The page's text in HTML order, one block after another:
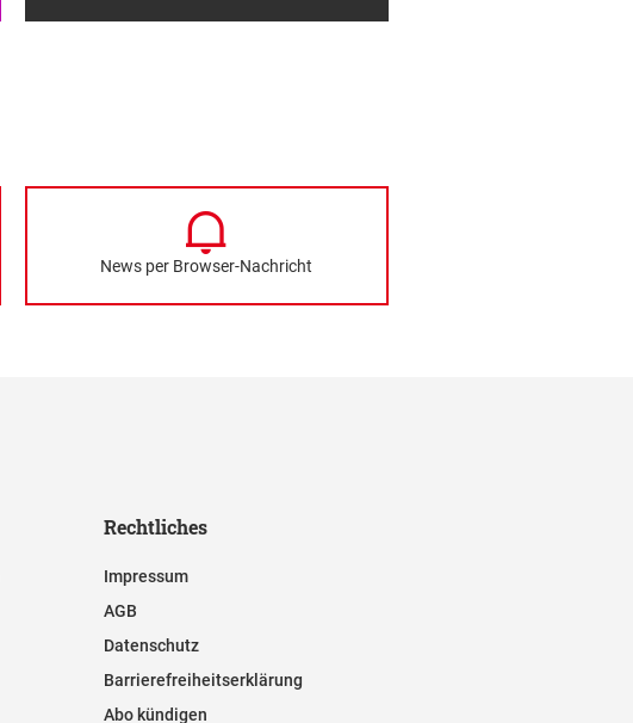
News per Browser-Nachricht
Rechtliches
Impressum
AGB
Datenschutz
Barrierefreiheitserklärung
Abo kündigen